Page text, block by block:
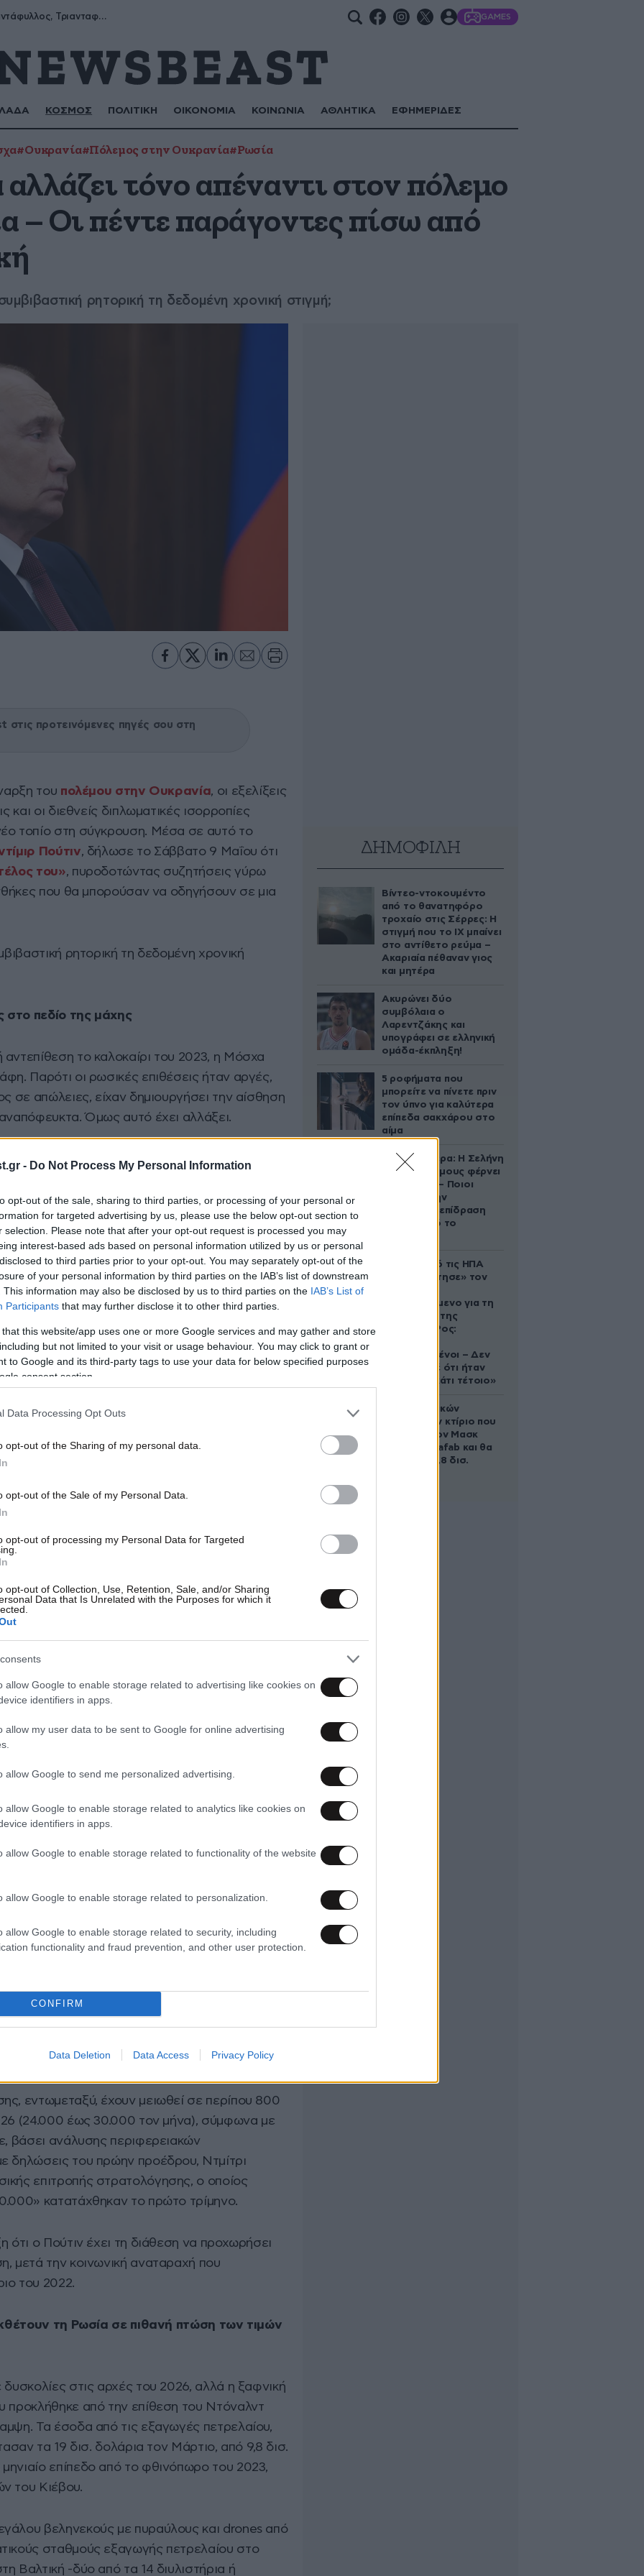
- Do Not Process My Personal Information
opt-out of the sale, sharing to third parties, or processing of your personal or
for targeted advertising by us, please use the below opt-out section to
selection. Please note that after your opt-out request is processed you may
interest-based ads based on personal information utilized by us or personal
to third parties prior to your opt-out. You may separately opt-out of the
of your personal information by third parties on the IAB’s list of downstream
This information may also be disclosed by us to third parties on the IAB’s List of
Participants that may further disclose it to other third parties.
that this website/app uses one or more Google services and may gather and store
but not limited to your visit or usage behaviour. You may click to grant or
to Google and its third-party tags to use your data for below specified purposes
consent section.
Data Processing Opt Outs
opt-out of the Sharing of my personal data.
opt-out of the Sale of my Personal Data.
opt-out of processing my Personal Data for Targeted
opt-out of Collection, Use, Retention, Sale, and/or Sharing
Data that Is Unrelated with the Purposes for which it
allow Google to enable storage related to advertising like cookies on
identifiers in apps.
allow my user data to be sent to Google for online advertising
allow Google to send me personalized advertising.
allow Google to enable storage related to analytics like cookies on
identifiers in apps.
allow Google to enable storage related to functionality of the website
allow Google to enable storage related to personalization.
allow Google to enable storage related to security, including
functionality and fraud prevention, and other user protection.
CONFIRM
Data Deletion Data Access Privacy Policy
Μύρων, Τριαντάφυλλος, Τριανταφυλλιά, Φυλλιώ, Ρόζα GAMES
ΚΟΣΜΟΣ ΠΟΛΙΤΙΚΗ ΟΙΚΟΝΟΜΙΑ ΚΟΙΝΩΝΙΑ ΑΘΛΗΤΙΚΑ ΕΦΗΜΕΡΙΔΕΣ
#Ουκρανία#Πόλεμος στην Ουκρανία#Ρωσία
τόνο απέναντι στον πόλεμο
– Οι πέντε παράγοντες πίσω από
ρητορική τη δεδομένη χρονική στιγμή;
στις προτεινόμενες πηγές σου στη
του πολέμου στην Ουκρανία, οι εξελίξεις
και οι διεθνείς διπλωματικές ισορροπίες
τοπίο στη σύγκρουση. Μέσα σε αυτό το
Πούτιν, δήλωσε το Σάββατο 9 Μαΐου ότι
του», πυροδοτώντας συζητήσεις γύρω
που θα μπορούσαν να οδηγήσουν σε μια
ρητορική τη δεδομένη χρονική
στο πεδίο της μάχης
το καλοκαίρι του 2023, η Μόσχα
Παρότι οι ρωσικές επιθέσεις ήταν αργές,
σε απώλειες, είχαν δημιουργήσει την αίσθηση
Όμως αυτό έχει αλλάξει.
την Ουκρανία τον Δεκέμβριο -το οποίο η
έναν μήνα νωρίτερα- αιφνιδίασε ακόμα και
Μια συμφωνία που απέτρεψε τους εισβολείς
Starlink τον Φεβρουάριο, καθώς και ο
που επίσης χρησιμοποιούνταν ευρέως
να ανακτήσει περίπου 100 τετραγωνικά
for the Study of War», η Ρωσία έχασε τον
εδάφους. Ήταν η πρώτη φορά που η
από τον Αύγουστο του 2024 (τον μήνα
στην περιοχή Κουρσκ της Ρωσίας), και
τον Φεβρουάριο και τον Μάρτιο. Μια
πλέον βέβαιη.
ξεπερνούν τις νέες στρατολογήσεις
πέντε μήνες σκοτώνει ή
στρατιώτες από όσους στρατολογούνται. Αν
η Ουκρανία βασίζει τις
της μάχης. Υποστήριξε ότι ο στρατός της
Ρώσους στρατιώτες τον μήνα, τον Μάρτιο
με drones.
εντωμεταξύ, έχουν μειωθεί σε περίπου 800
(24.000 έως 30.000 τον μήνα), σύμφωνα με
βάσει ανάλυσης περιφερειακών
δηλώσεις του πρώην προέδρου, Ντμίτρι
επιτροπής στρατολόγησης, ο οποίος
κατατάχθηκαν το πρώτο τρίμηνο.
ότι ο Πούτιν έχει τη διάθεση να προχωρήσει
μετά την κοινωνική αναταραχή που
του 2022.
τη Ρωσία σε πιθανή πτώση των τιμών
δυσκολίες στις αρχές του 2026, αλλά η ξαφνική
προκλήθηκε από την επίθεση του Ντόναλντ
Τα έσοδα από τις εξαγωγές πετρελαίου,
τα 19 δισ. δολάρια τον Μάρτιο, από 9,8 δισ.
επίπεδο από το φθινόπωρο του 2023,
του Κιέβου.
βεληνεκούς με πυραύλους και drones από
σταθμούς εξαγωγής πετρελαίου στο
Βαλτική -δύο από τα 14 διυλιστήρια ή
ΔΗΜΟΦΙΛΗ
Βίντεο-ντοκουμέντο
από το θανατηφόρο
τροχαίο στις Σέρρες: Η
στιγμή που το ΙΧ μπαίνει
στο αντίθετο ρεύμα –
Ακαριαία πέθαναν γιος
και μητέρα
Ακυρώνει δύο
συμβόλαια ο
Λαρεντζάκης και
υπογράφει σε ελληνική
ομάδα-έκπληξη!
5 ροφήματα που
μπορείτε να πίνετε πριν
τον ύπνο για καλύτερα
επίπεδα σακχάρου στο
αίμα
Ζώδια σήμερα: Η Σελήνη
στους Διδύμους φέρνει
ανατροπές – Ποιοι
δέχονται την
ευεργετική επίδραση
του Δία από το
Ζευγάρι από τις ΗΠΑ
που «υιοθέτησε» τον
κατηγορούμενο για τη
δολοφονία της
Ελίζαμπεθ Ρος:
συντετριμμένοι – Δεν
έδειξε ποτέ ότι ήταν
ικανός για κάτι τέτοιο»
Το φαραωνικών
διαστάσεων κτίριο που
χτίζει ο Έλον Μασκ
λέγεται Terafab και θα
κοστίσει 16,8 δισ.